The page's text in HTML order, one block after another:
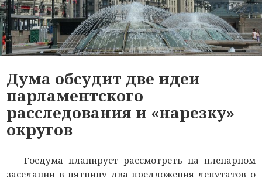
Дума обсудит две идеи
парламентского
расследования и «нарезку»
округов
Госдума планирует рассмотреть на пленарном
заседании в пятницу два предложения депутатов о